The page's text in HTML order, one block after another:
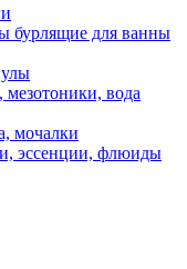
бурлящие для ванны
вода
мочалки
эссенции, флюиды